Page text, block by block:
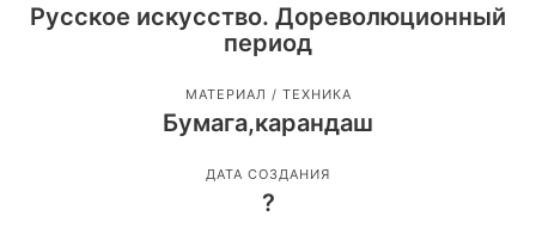
Русское искусство. Дореволюционный
период
МАТЕРИАЛ / ТЕХНИКА
Бумага,карандаш
ДАТА СОЗДАНИЯ
?